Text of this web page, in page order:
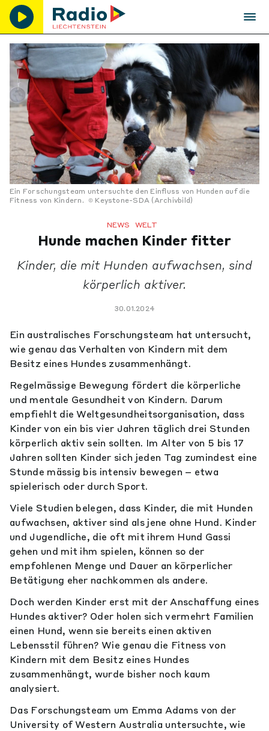
Ein Forschungsteam untersuchte den Einfluss von Hunden auf die
Fitness von Kindern.
Keystone-SDA (Archivbild)
NEWS WELT
Hunde machen Kinder fitter
Kinder, die mit Hunden aufwachsen, sind
körperlich aktiver.
30.01.2024
Ein australisches Forschungsteam hat untersucht,
wie genau das Verhalten von Kindern mit dem
Besitz eines Hundes zusammenhängt.
Regelmässige Bewegung fördert die körperliche
und mentale Gesundheit von Kindern. Darum
empfiehlt die Weltgesundheitsorganisation, dass
Kinder von ein bis vier Jahren täglich drei Stunden
körperlich aktiv sein sollten. Im Alter von 5 bis 17
Jahren sollten Kinder sich jeden Tag zumindest eine
Stunde mässig bis intensiv bewegen – etwa
spielerisch oder durch Sport.
Viele Studien belegen, dass Kinder, die mit Hunden
aufwachsen, aktiver sind als jene ohne Hund. Kinder
und Jugendliche, die oft mit ihrem Hund Gassi
gehen und mit ihm spielen, können so der
empfohlenen Menge und Dauer an körperlicher
Betätigung eher nachkommen als andere.
Doch werden Kinder erst mit der Anschaffung eines
Hundes aktiver? Oder holen sich vermehrt Familien
einen Hund, wenn sie bereits einen aktiven
Lebensstil führen? Wie genau die Fitness von
Kindern mit dem Besitz eines Hundes
zusammenhängt, wurde bisher noch kaum
analysiert.
Das Forschungsteam um Emma Adams von der
University of Western Australia untersuchte, wie